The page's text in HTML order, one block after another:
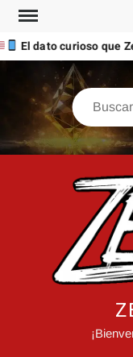
Saltar
contenido
curioso que Zeicor
Buscar